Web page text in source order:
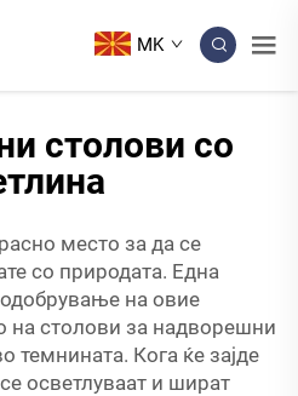
MK
столови со
место за да се
со природата. Една
на овие
на столови за надворешни
темнината. Кога ќе зајде
осветлуваат и шират